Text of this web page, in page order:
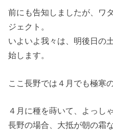
前にも告知しましたが、ワ
ジェクト。
いよいよ我々は、明後日の
始します。
ここ長野では４月でも極寒
４月に種を蒔いて、よっし
長野の場合、大抵が朝の霜